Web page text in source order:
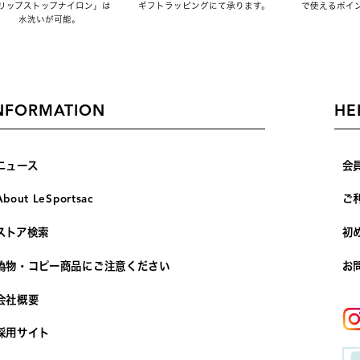
ップストップナイロン」は
水洗いが可能。
ギフトラッピングにて承ります。 で使えるポイ
ュース
LeSportsac
トア検索
物・コピー商品にご注意ください
社概要
用サイト
会
ご
初
お